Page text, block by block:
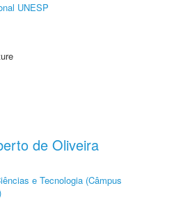
UNESP
de Oliveira
e Tecnologia (Câmpus